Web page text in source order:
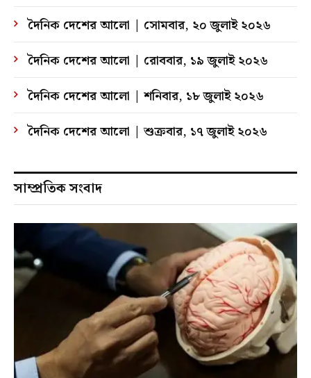
দৈনিক দেশের আলো | সোমবার, ২০ জুলাই ২০২৬
দৈনিক দেশের আলো | রোববার, ১৯ জুলাই ২০২৬
দৈনিক দেশের আলো | শনিবার, ১৮ জুলাই ২০২৬
দৈনিক দেশের আলো | শুক্রবার, ১৭ জুলাই ২০২৬
সাম্প্রতিক সংবাদ